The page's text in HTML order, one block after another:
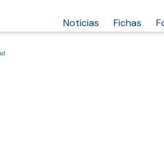
Noticias Fichas